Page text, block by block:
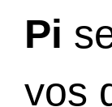
Pi
vos